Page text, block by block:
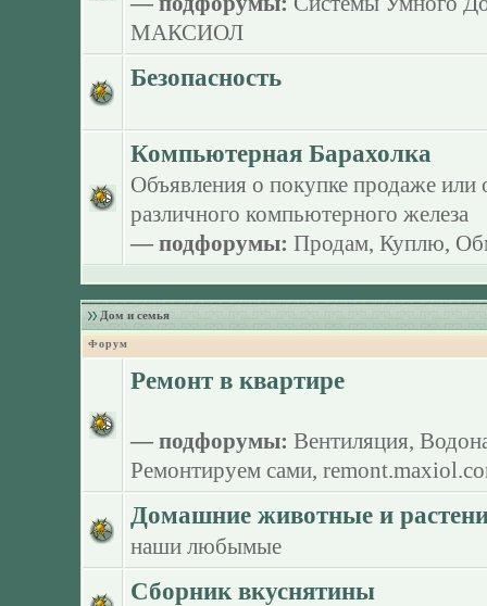
МАКСИОЛ
Безопасность
Компьютерная Барахолка
Объявления о покупке продаже или
различного компьютерного железа
— подфорумы: Продам, Куплю,
Дом и семья
Форум
Ремонт в квартире
— подфорумы: Вентиляция,
Ремонтируем сами,
Домашние животные и
наши любымые
Сборник вкуснятины